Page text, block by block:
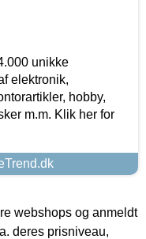
unikke
elektronik,
hobby,
m.m. Klik her for
webshops og anmeldt
deres prisniveau,